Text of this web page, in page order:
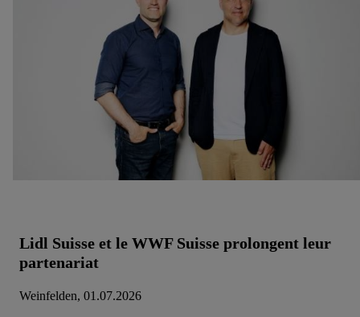
Lidl Suisse et le WWF Suisse prolongent leur
partenariat
Weinfelden, 01.07.2026